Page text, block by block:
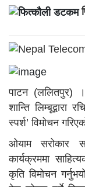
पाटन (ललितपुर)
शान्ति
स्पर्श’ विमोचन
ओयाम सरोकार
कार्यक्रममा
कृति विमोचन